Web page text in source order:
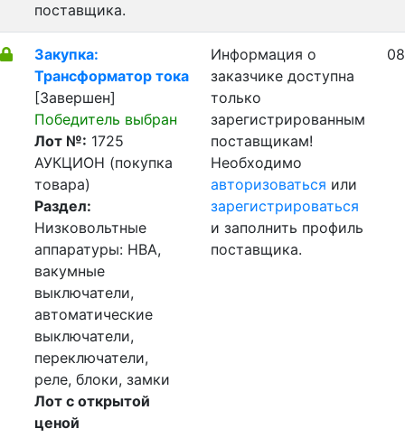
поставщика.
Закупка:
Трансформатор тока
[Завершен]
Победитель выбран
Лот №: 1725
АУКЦИОН (покупка
товара)
Раздел:
Низковольтные
аппаратуры: НВА,
вакумные
выключатели,
автоматические
выключатели,
переключатели,
реле, блоки, замки
Лот с открытой
ценой
Информация о
заказчике доступна
только
зарегистрированным
поставщикам!
Необходимо
авторизоваться или
зарегистрироваться
и заполнить профиль
поставщика.